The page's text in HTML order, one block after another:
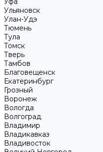
Ульяновск
Улан-Удэ
Тюмень
Тула
Томск
Тверь
Тамбов
Благовещенск
Екатеринбург
Грозный
Воронеж
Вологда
Волгоград
Владимир
Владикавказ
Владивосток